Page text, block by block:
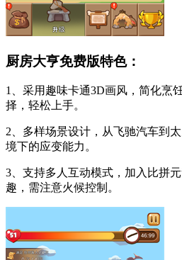
厨房大亨免费版特色：
1、采用趣味卡通3D画风，简化烹
择，轻松上手。
2、多样场景设计，从飞驰汽车到
境下的应变能力。
3、支持多人互动模式，加入比拼
趣，需注意火候控制。